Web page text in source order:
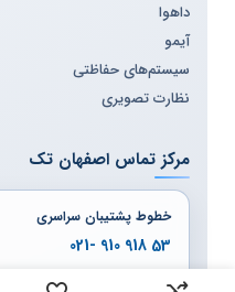
داهوا
آیمو
سیستم‌های حفاظتی
نظارت تصویری
مرکز تماس اصفهان تک
خطوط پشتیبان سراسری
53 918 910 -021
54 918 910 -021